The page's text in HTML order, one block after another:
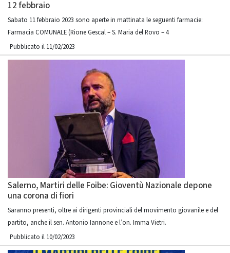
12 febbraio
Sabato 11 febbraio 2023 sono aperte in mattinata le seguenti farmacie:
Farmacia COMUNALE (Rione Gescal – S. Maria del Rovo – 4
Pubblicato il 11/02/2023
Salerno, Martiri delle Foibe: Gioventù Nazionale depone
una corona di fiori
Saranno presenti, oltre ai dirigenti provinciali del movimento giovanile e del
partito, anche il sen. Antonio Iannone e l’on. Imma Vietri.
Pubblicato il 10/02/2023